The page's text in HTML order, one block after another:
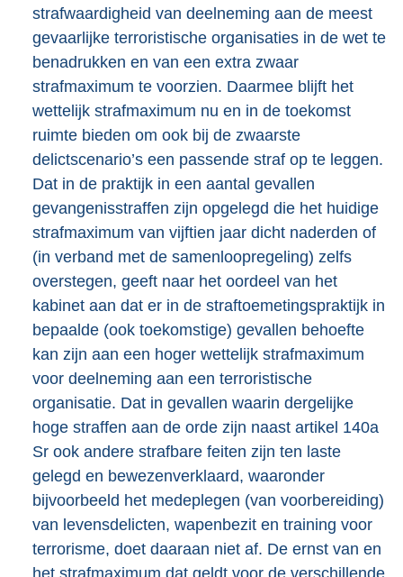
strafwaardigheid van deelneming aan de meest
gevaarlijke terroristische organisaties in de wet te
benadrukken en van een extra zwaar
strafmaximum te voorzien. Daarmee blijft het
wettelijk strafmaximum nu en in de toekomst
ruimte bieden om ook bij de zwaarste
delictscenario’s een passende straf op te leggen.
Dat in de praktijk in een aantal gevallen
gevangenisstraffen zijn opgelegd die het huidige
strafmaximum van vijftien jaar dicht naderden of
(in verband met de samenloopregeling) zelfs
overstegen, geeft naar het oordeel van het
kabinet aan dat er in de straftoemetingspraktijk in
bepaalde (ook toekomstige) gevallen behoefte
kan zijn aan een hoger wettelijk strafmaximum
voor deelneming aan een terroristische
organisatie. Dat in gevallen waarin dergelijke
hoge straffen aan de orde zijn naast artikel 140a
Sr ook andere strafbare feiten zijn ten laste
gelegd en bewezenverklaard, waaronder
bijvoorbeeld het medeplegen (van voorbereiding)
van levensdelicten, wapenbezit en training voor
terrorisme, doet daaraan niet af. De ernst van en
het strafmaximum dat geldt voor de verschillende